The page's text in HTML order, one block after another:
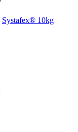
Systafex® 10kg